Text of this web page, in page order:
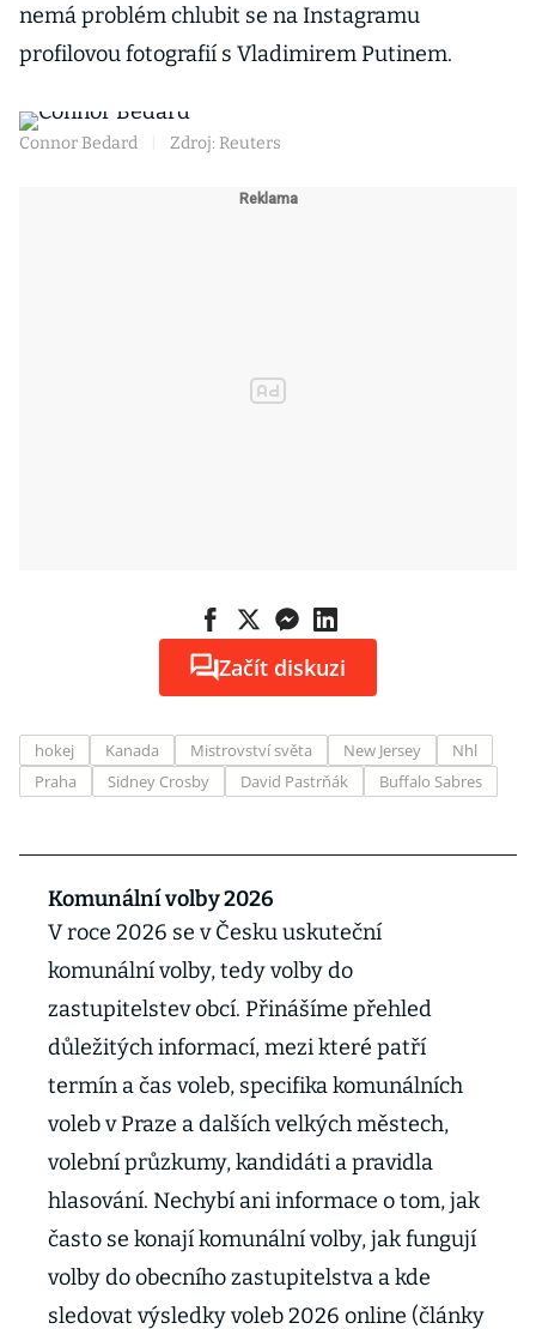
nemá problém chlubit se na Instagramu
profilovou fotografií s Vladimirem Putinem.
Connor Bedard Zdroj: Reuters
Začít diskuzi
hokej Kanada Mistrovství světa New Jersey
Nhl
Praha
Sidney Crosby David Pastrňák Buffalo Sabres
Komunální volby 2026
V roce 2026 se v Česku uskuteční
komunální volby, tedy volby do
zastupitelstev obcí. Přinášíme přehled
důležitých informací, mezi které patří
termín a čas voleb, specifika komunálních
voleb v Praze a dalších velkých městech,
volební průzkumy, kandidáti a pravidla
hlasování. Nechybí ani informace o tom, jak
často se konají komunální volby, jak fungují
volby do obecního zastupitelstva a kde
sledovat výsledky voleb 2026 online (články